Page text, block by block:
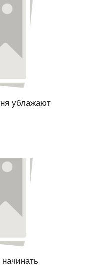
ублажают